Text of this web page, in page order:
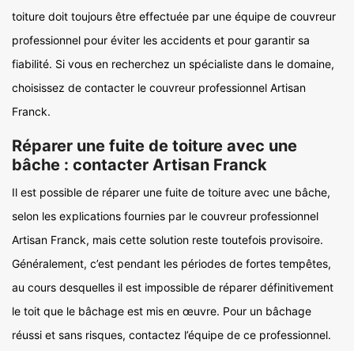
toiture doit toujours être effectuée par une équipe de couvreur
professionnel pour éviter les accidents et pour garantir sa
fiabilité. Si vous en recherchez un spécialiste dans le domaine,
choisissez de contacter le couvreur professionnel Artisan
Franck.
Réparer une fuite de toiture avec une
bâche : contacter Artisan Franck
Il est possible de réparer une fuite de toiture avec une bâche,
selon les explications fournies par le couvreur professionnel
Artisan Franck, mais cette solution reste toutefois provisoire.
Généralement, c’est pendant les périodes de fortes tempêtes,
au cours desquelles il est impossible de réparer définitivement
le toit que le bâchage est mis en œuvre. Pour un bâchage
réussi et sans risques, contactez l’équipe de ce professionnel.